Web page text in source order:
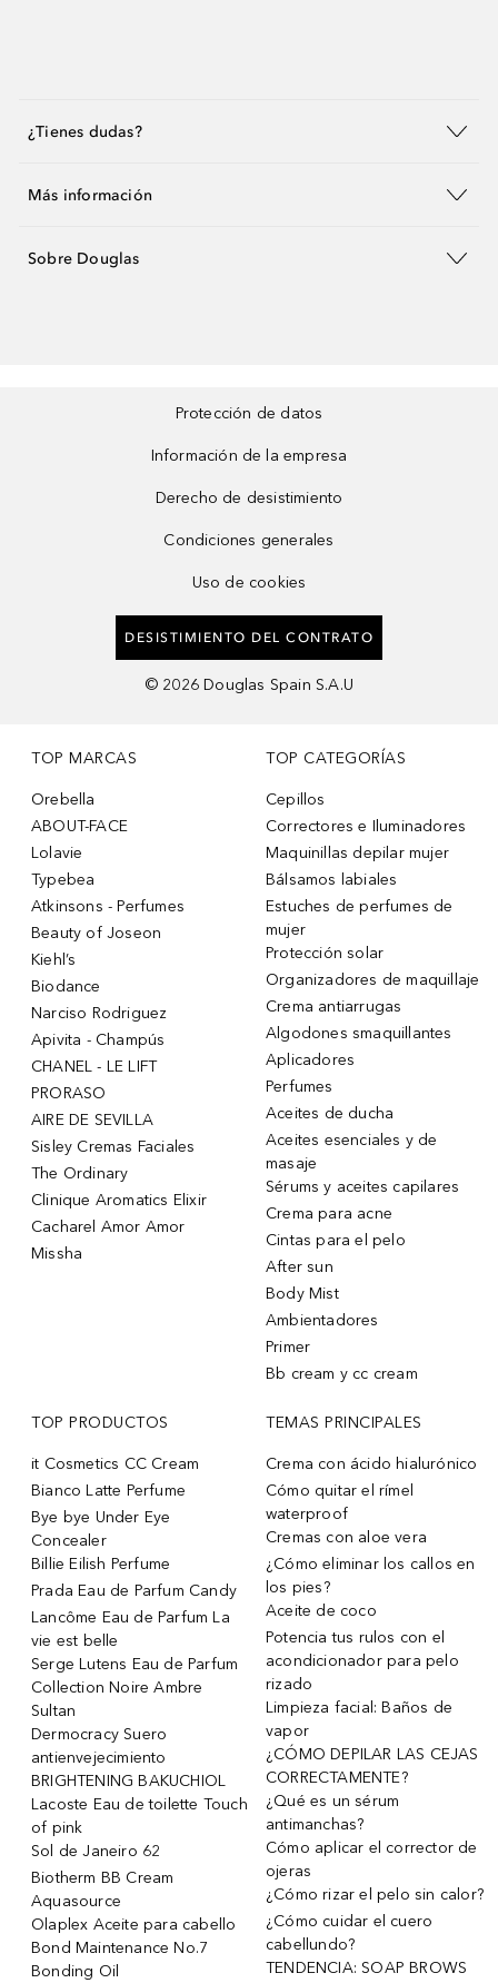
¿Tienes dudas?
Más información
Sobre Douglas
Protección de datos
Información de la empresa
Derecho de desistimiento
Condiciones generales
Uso de cookies
DESISTIMIENTO DEL CONTRATO
© 2026 Douglas Spain S.A.U
TOP MARCAS
Orebella
ABOUT-FACE
Lolavie
Typebea
Atkinsons - Perfumes
Beauty of Joseon
Kiehl’s
Biodance
Narciso Rodriguez
Apivita - Champús
CHANEL - LE LIFT
PRORASO
AIRE DE SEVILLA
Sisley Cremas Faciales
The Ordinary
Clinique Aromatics Elixir
Cacharel Amor Amor
Missha
TOP CATEGORÍAS
Cepillos
Correctores e Iluminadores
Maquinillas depilar mujer
Bálsamos labiales
Estuches de perfumes de
mujer
Protección solar
Organizadores de maquillaje
Crema antiarrugas
Algodones smaquillantes
Aplicadores
Perfumes
Aceites de ducha
Aceites esenciales y de
masaje
Sérums y aceites capilares
Crema para acne
Cintas para el pelo
After sun
Body Mist
Ambientadores
Primer
Bb cream y cc cream
TOP PRODUCTOS
it Cosmetics CC Cream
Bianco Latte Perfume
Bye bye Under Eye
Concealer
Billie Eilish Perfume
Prada Eau de Parfum Candy
Lancôme Eau de Parfum La
vie est belle
Serge Lutens Eau de Parfum
Collection Noire Ambre
Sultan
Dermocracy Suero
antienvejecimiento
BRIGHTENING BAKUCHIOL
Lacoste Eau de toilette Touch
of pink
Sol de Janeiro 62
Biotherm BB Cream
Aquasource
Olaplex Aceite para cabello
Bond Maintenance No.7
Bonding Oil
TEMAS PRINCIPALES
Crema con ácido hialurónico
Cómo quitar el rímel
waterproof
Cremas con aloe vera
¿Cómo eliminar los callos en
los pies?
Aceite de coco
Potencia tus rulos con el
acondicionador para pelo
rizado
Limpieza facial: Baños de
vapor
¿CÓMO DEPILAR LAS CEJAS
CORRECTAMENTE?
¿Qué es un sérum
antimanchas?
Cómo aplicar el corrector de
ojeras
¿Cómo rizar el pelo sin calor?
¿Cómo cuidar el cuero
cabellundo?
TENDENCIA: SOAP BROWS